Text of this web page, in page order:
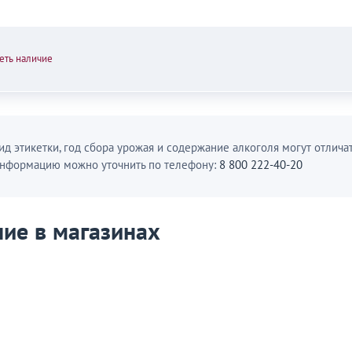
наличие
этикетки, год сбора урожая и содержание алкоголя могут
можно уточнить по телефону: 8 800 222-40-20
в магазинах